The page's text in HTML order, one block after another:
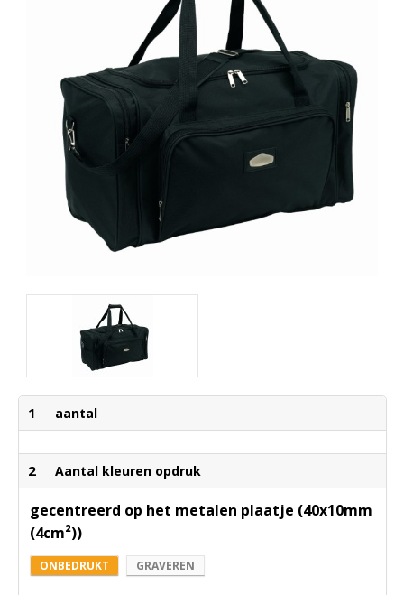
1 aantal
2 Aantal kleuren opdruk
gecentreerd op het metalen plaatje (40x10mm
(4cm²))
ONBEDRUKT GRAVEREN